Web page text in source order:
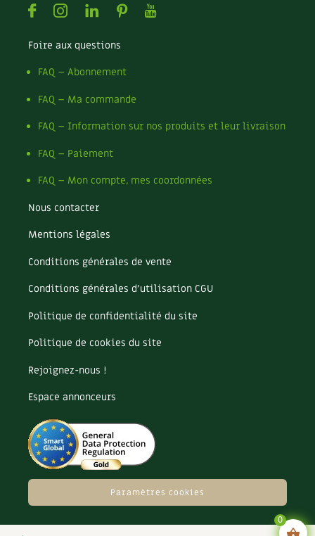
FacebookInstagramLinkedin
PinterestYoutube
Foire aux questions
FAQ – Abonnement
FAQ – Ma commande
FAQ – Information sur nos produits et leur livraison
FAQ – Paiement
FAQ – Mon compte, mes coordonnées
Nous contacter
Mentions légales
Conditions générales de vente
Conditions générales d’utilisation CGU
Politique de confidentialité du site
Politique de cookies du site
Rejoignez-nous !
Espace annonceurs
Paramètres cookies
0